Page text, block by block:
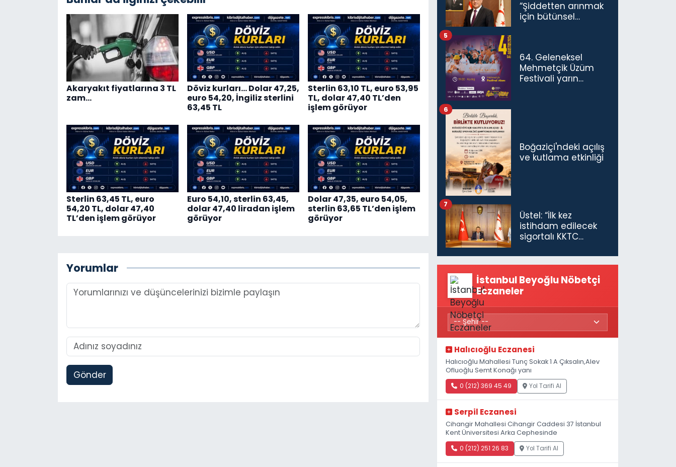
Akaryakıt fiyatlarına 3 TL
zam…
Döviz kurları… Dolar 47,25,
euro 54,20, İngiliz sterlini
63,45 TL
Sterlin 63,10 TL, euro 53,95
TL, dolar 47,40 TL’den
işlem görüyor
Sterlin 63,45 TL, euro
54,20 TL, dolar 47,40
TL’den işlem görüyor
Euro 54,10, sterlin 63,45,
dolar 47,40 liradan işlem
görüyor
Dolar 47,35, euro 54,05,
sterlin 63,65 TL’den işlem
görüyor
Yorumlar
Gönder
“Şiddetten arınmak
için bütünsel
64. Geleneksel
Mehmetçik Üzüm
Festivali yarın
5
Boğaziçi'ndeki açılış
ve kutlama etkinliği
6
Üstel: “İlk kez
istihdam edilecek
sigortalı KKTC
maaş desteğini 35
bin TL'ye çıkardık”
7
İstanbul Beyoğlu Nöbetçi
Eczaneler
Halıcıoğlu Eczanesi
Halıcıoğlu Mahallesi Tunç Sokak 1 A Çıksalın,Alev
Ofluoğlu Semt Konağı yanı
0 (212) 369 45 49 Yol Tarifi Al
Serpil Eczanesi
Cihangir Mahallesi Cihangir Caddesi 37 İstanbul
Kent Üniversitesi Arka Cephesinde
0 (212) 251 26 83 Yol Tarifi Al